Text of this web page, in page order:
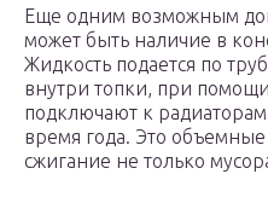
Еще одним возможным
может быть наличие в
Жидкость подается по
внутри топки, при
подключают к
время года. Это
сжигание не только